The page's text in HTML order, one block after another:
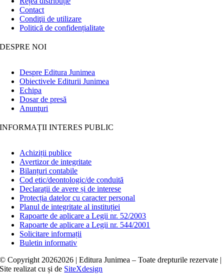
Contact
Condiţii de utilizare
Politică de confidențialitate
DESPRE NOI
Despre Editura Junimea
Obiectivele Editurii Junimea
Echipa
Dosar de presă
Anunţuri
INFORMAȚII INTERES PUBLIC
Achiziții publice
Avertizor de integritate
Bilanțuri contabile
Cod etic/deontologic/de conduită
Declarații de avere și de interese
Protecția datelor cu caracter personal
Planul de integritate al instituției
Rapoarte de aplicare a Legii nr. 52/2003
Rapoarte de aplicare a Legii nr. 544/2001
Solicitare informații
Buletin informativ
© Copyright 20262026 | Editura Junimea – Toate drepturile rezervate |
Site realizat cușide SiteXdesign